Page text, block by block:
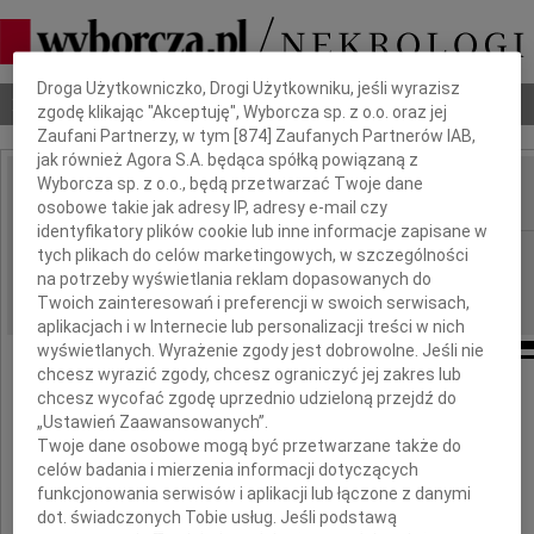
Nekrologi Odeszli Poradnik pogrzebowy
IMIĘ I NAZWISKO:
REGION: Radom
DATA EMISJI: 22.07.2010
Dr. Wiesławowi Chudobie
wyrazy współczucia
z powodu śmierci
Dbamy o Twoją prywatność
Droga Użytkowniczko, Drogi Użytkowniku, jeśli wyrazisz
zgodę klikając "Akceptuję", Wyborcza sp. z o.o. oraz jej
Zaufani Partnerzy, w tym [874 ] Zaufanych Partnerów IAB,
jak również Agora S.A. będąca spółką powiązaną z
Wyborcza sp. z o.o., będą przetwarzać Twoje dane
osobowe takie jak adresy IP, adresy e-mail czy
identyfikatory plików cookie lub inne informacje zapisane w
tych plikach do celów marketingowych, w szczególności
na potrzeby wyświetlania reklam dopasowanych do
Twoich zainteresowań i preferencji w swoich serwisach,
aplikacjach i w Internecie lub personalizacji treści w nich
wyświetlanych. Wyrażenie zgody jest dobrowolne. Jeśli nie
chcesz wyrazić zgody, chcesz ograniczyć jej zakres lub
chcesz wycofać zgodę uprzednio udzieloną przejdź do
„Ustawień Zaawansowanych”.
Twoje dane osobowe mogą być przetwarzane także do
celów badania i mierzenia informacji dotyczących
funkcjonowania serwisów i aplikacji lub łączone z danymi
dot. świadczonych Tobie usług. Jeśli podstawą